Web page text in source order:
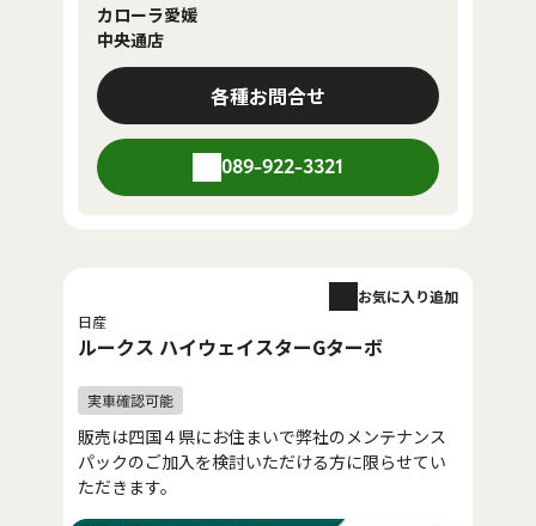
カローラ愛媛
中央通店
各種お問合せ
089-922-3321
日産
ルークス ハイウェイスターGターボ
お気に入り追加
販売は四国４県にお住まいで弊社のメンテナンス
パックのご加入を検討いただける方に限らせてい
ただきます。